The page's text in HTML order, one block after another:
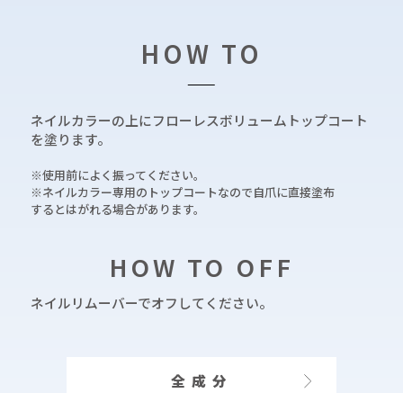
HOW TO
ネイルカラーの上にフローレスボリュームトップコート
を塗ります。
※使用前によく振ってください。
※ネイルカラー専用のトップコートなので自爪に直接塗布
するとはがれる場合があります。
HOW TO OFF
ネイルリムーバーでオフしてください。
全成分